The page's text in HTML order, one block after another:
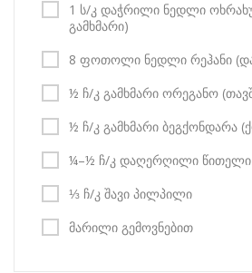
1 ს/კ დაჭრილი ნედლი
გამხმარი)
8 ფოთოლი ნედლი რეჰანი
½ ჩ/კ გამხმარი ორეგანო
½ ჩ/კ გამხმარი ბეგქონდარა
¼–½ ჩ/კ დაღერღილი წითელი
⅓ ჩ/კ შავი პილპილი
მარილი გემოვნებით